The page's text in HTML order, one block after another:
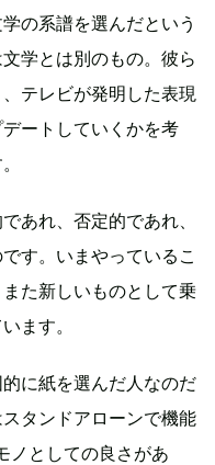
の系譜を選んだという
学とは別のもの。彼ら
テレビが発明した表現
ートしていくかを考
あれ、否定的であれ、
す。いまやっているこ
た新しいものとして乗
ます。
に紙を選んだ人なのだ
タンドアローンで機能
ノとしての良さがあ